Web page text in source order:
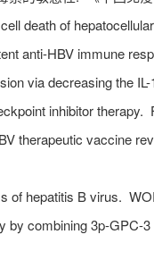
death of
anti-HBV immune
via decreasing the
inhibitor therapy.
therapeutic vaccine
of hepatitis B virus.
combining 3p-